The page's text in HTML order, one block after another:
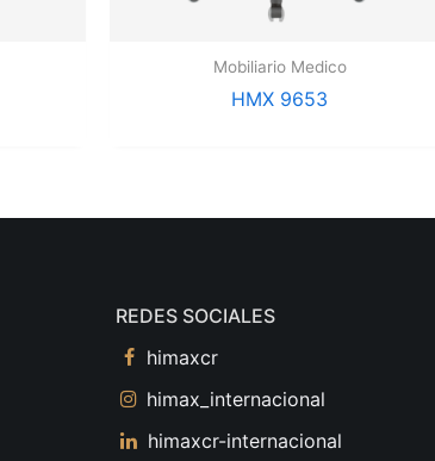
Mobiliario Medico
HMX 9653
REDES SOCIALES
himaxcr
himax_internacional
himaxcr-internacional